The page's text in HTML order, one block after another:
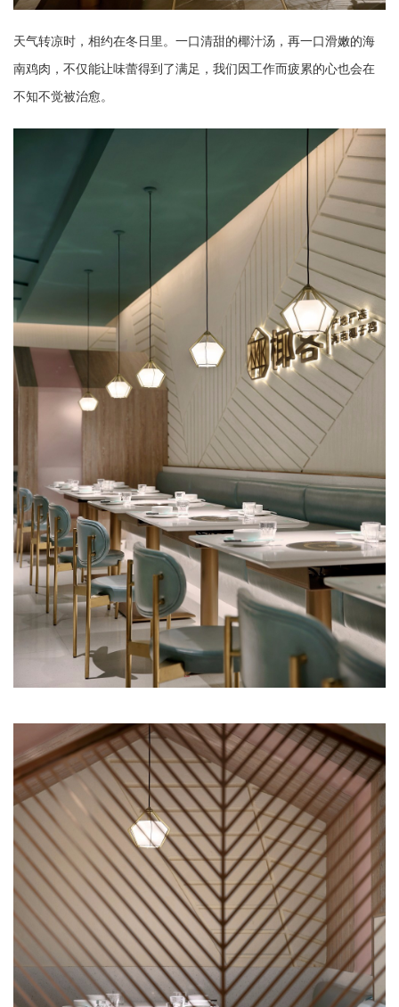
天气转凉时，相约在冬日里。 一口清甜的椰汁汤，再一口滑嫩的海
南鸡肉，不仅能让味蕾得到了满足，我们因工作而疲累的心也会在
不知不觉被治愈。